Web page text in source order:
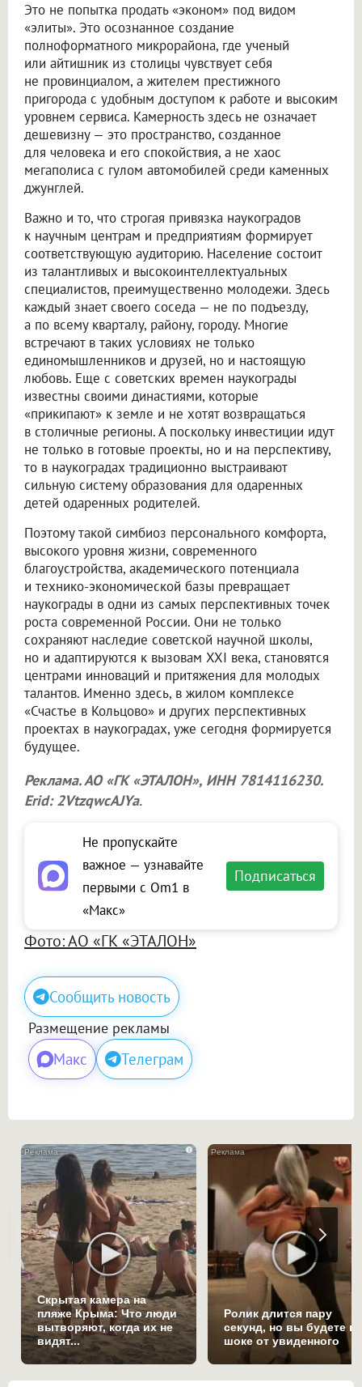
Это не попытка продать «эконом» под видом
«элиты». Это осознанное создание
полноформатного микрорайона, где ученый
или айтишник из столицы чувствует себя
не провинциалом, а жителем престижного
пригорода с удобным доступом к работе и высоким
уровнем сервиса. Камерность здесь не означает
дешевизну — это пространство, созданное
для человека и его спокойствия, а не хаос
мегаполиса с гулом автомобилей среди каменных
джунглей.
Важно и то, что строгая привязка наукоградов
к научным центрам и предприятиям формирует
соответствующую аудиторию. Население состоит
из талантливых и высокоинтеллектуальных
специалистов, преимущественно молодежи. Здесь
каждый знает своего соседа — не по подъезду,
а по всему кварталу, району, городу. Многие
встречают в таких условиях не только
единомышленников и друзей, но и настоящую
любовь. Еще с советских времен наукограды
известны своими династиями, которые
«прикипают» к земле и не хотят возвращаться
в столичные регионы. А поскольку инвестиции идут
не только в готовые проекты, но и на перспективу,
то в наукоградах традиционно выстраивают
сильную систему образования для одаренных
детей одаренных родителей.
Поэтому такой симбиоз персонального комфорта,
высокого уровня жизни, современного
благоустройства, академического потенциала
и технико-экономической базы превращает
наукограды в одни из самых перспективных точек
роста современной России. Они не только
сохраняют наследие советской научной школы,
но и адаптируются к вызовам XXI века, становятся
центрами инноваций и притяжения для молодых
талантов. Именно здесь, в жилом комплексе
«Счастье в Кольцово» и других перспективных
проектах в наукоградах, уже сегодня формируется
будущее.
Реклама. АО «ГК «ЭТАЛОН», ИНН 7814116230.
Erid: 2VtzqwcAJYa.
Не пропускайте
важное — узнавайте
первыми с Om1 в
«Макс»
Подписаться
Фото: АО «ГК «ЭТАЛОН»
Сообщить новость
Размещение рекламы
Макс Телеграм
i
Скрытая камера на
пляже Крыма: Что люди
вытворяют, когда их не
видят...
Ролик длится пару
секунд, но вы будете в
шоке от увиденного